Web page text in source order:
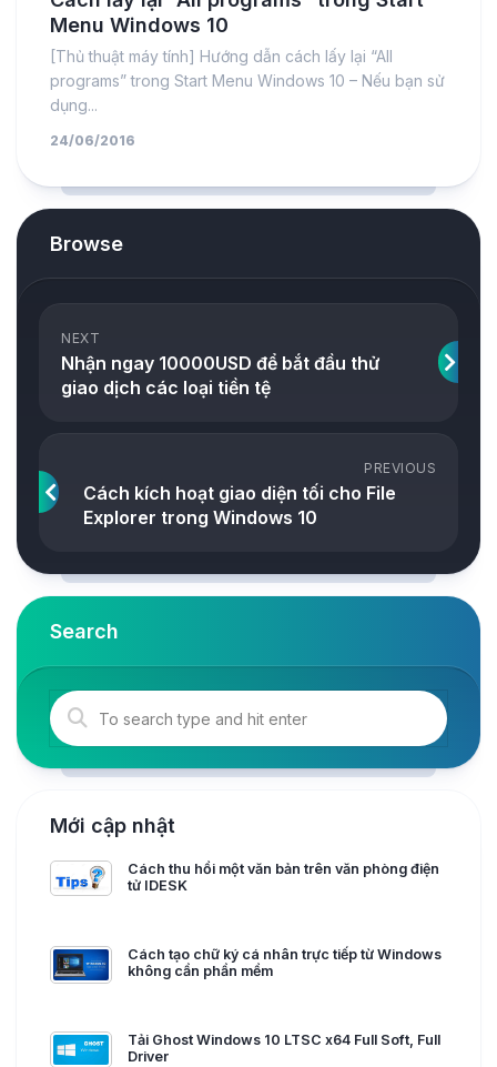
Menu Windows 10
[Thủ thuật máy tính] Hướng dẫn cách lấy lại “All
programs” trong Start Menu Windows 10 – Nếu bạn sử
dụng...
24/06/2016
Browse
NEXT
Nhận ngay 10000USD để bắt đầu thử
giao dịch các loại tiền tệ
PREVIOUS
Cách kích hoạt giao diện tối cho File
Explorer trong Windows 10
Search
Mới cập nhật
Cách thu hồi một văn bản trên văn phòng điện
tử IDESK
Cách tạo chữ ký cá nhân trực tiếp từ Windows
không cần phần mềm
Tải Ghost Windows 10 LTSC x64 Full Soft, Full
Driver